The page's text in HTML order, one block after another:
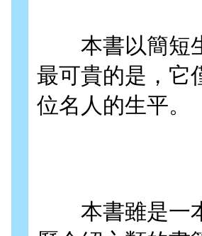
本書以簡短生
最可貴的是，它
位名人的生平。
本書雖是一本